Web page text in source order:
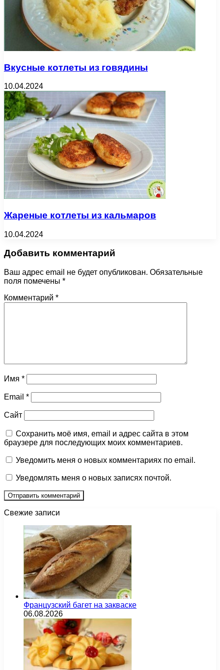
Вкусные котлеты из говядины
10.04.2024
Жареные котлеты из кальмаров
10.04.2024
Добавить комментарий
Ваш адрес email не будет опубликован. Обязательные
поля помечены *
Комментарий *
Имя *
Email *
Сайт
Сохранить моё имя, email и адрес сайта в этом
браузере для последующих моих комментариев.
Уведомить меня о новых комментариях по email.
Уведомлять меня о новых записях почтой.
Свежие записи
Французский багет на закваске
06.08.2026